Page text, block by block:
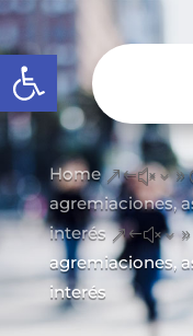
Abrir barra de
Home
agremiaciones,
interés
agremiaciones,
interés